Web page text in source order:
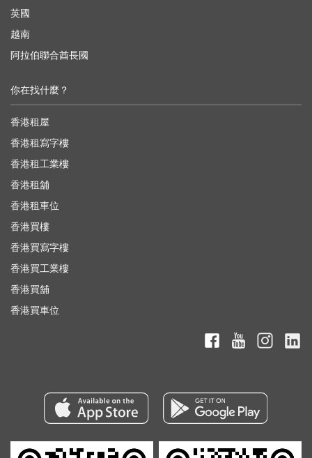
英國
越南
阿拉伯聯合酋長國
你在找什麼？
香港租屋
香港租寫字樓
香港租工業樓
香港租舖
香港租車位
香港買樓
香港買寫字樓
香港買工業樓
香港買舖
香港買車位